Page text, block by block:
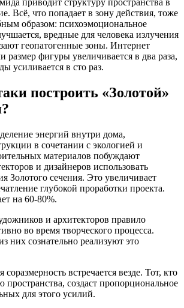
Всё, что попадает в зону действия, тоже
образом: психоэмоциональное
вредные для человека излучения
геопатогенные зоны. Интернет
размер фигуры увеличивается в два раза,
усиливается в сто раз.
построить «Золотой»
энергий внутри дома,
в сочетании с экологией и
материалов побуждают
и дизайнеров использовать
Золотого сечения. Это увеличивает
глубокой проработки проекта.
на 60-80%.
и архитекторов правило
во время творческого процесса.
них сознательно реализуют это
встречается везде. Тот, кто
пространства, создаст пропорциональное
для этого усилий.